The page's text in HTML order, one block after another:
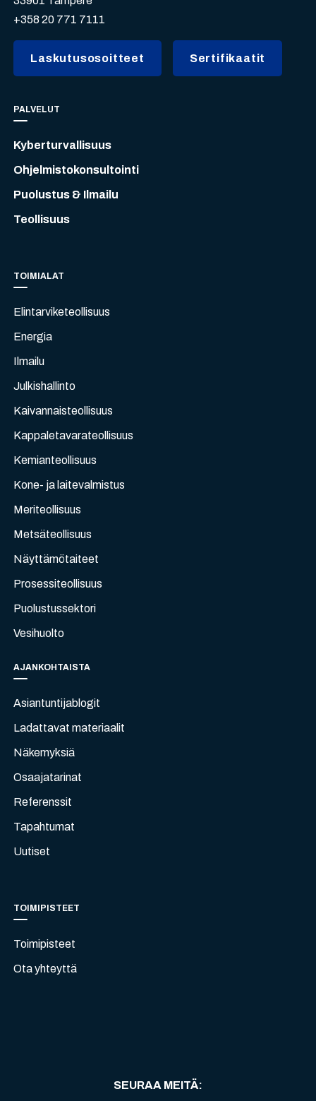
+358 20 771 7111
Laskutusosoitteet Sertifikaatit
PALVELUT
Kyberturvallisuus
Ohjelmistokonsultointi
Puolustus & Ilmailu
Teollisuus
TOIMIALAT
Elintarviketeollisuus
Energia
Ilmailu
Julkishallinto
Kaivannaisteollisuus
Kappaletavarateollisuus
Kemianteollisuus
Kone- ja laitevalmistus
Meriteollisuus
Metsäteollisuus
Näyttämötaiteet
Prosessiteollisuus
Puolustussektori
Vesihuolto
AJANKOHTAISTA
Asiantuntijablogit
Ladattavat materiaalit
Näkemyksiä
Osaajatarinat
Referenssit
Tapahtumat
Uutiset
TOIMIPISTEET
Toimipisteet
Ota yhteyttä
SEURAA MEITÄ: